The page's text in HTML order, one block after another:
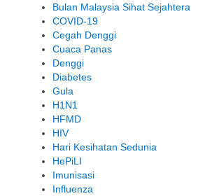
Bulan Malaysia Sihat Sejahtera
COVID-19
Cegah Denggi
Cuaca Panas
Denggi
Diabetes
Gula
H1N1
HFMD
HIV
Hari Kesihatan Sedunia
HePiLI
Imunisasi
Influenza